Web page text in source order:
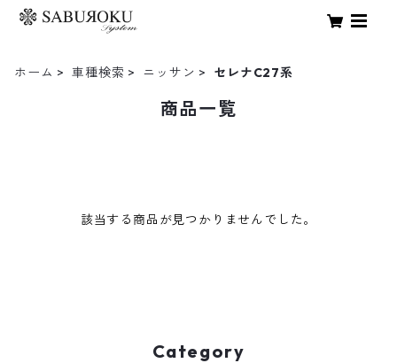
ホーム 車種検索 ニッサン セレナC27系
商品一覧
該当する商品が見つかりませんでした。
Category